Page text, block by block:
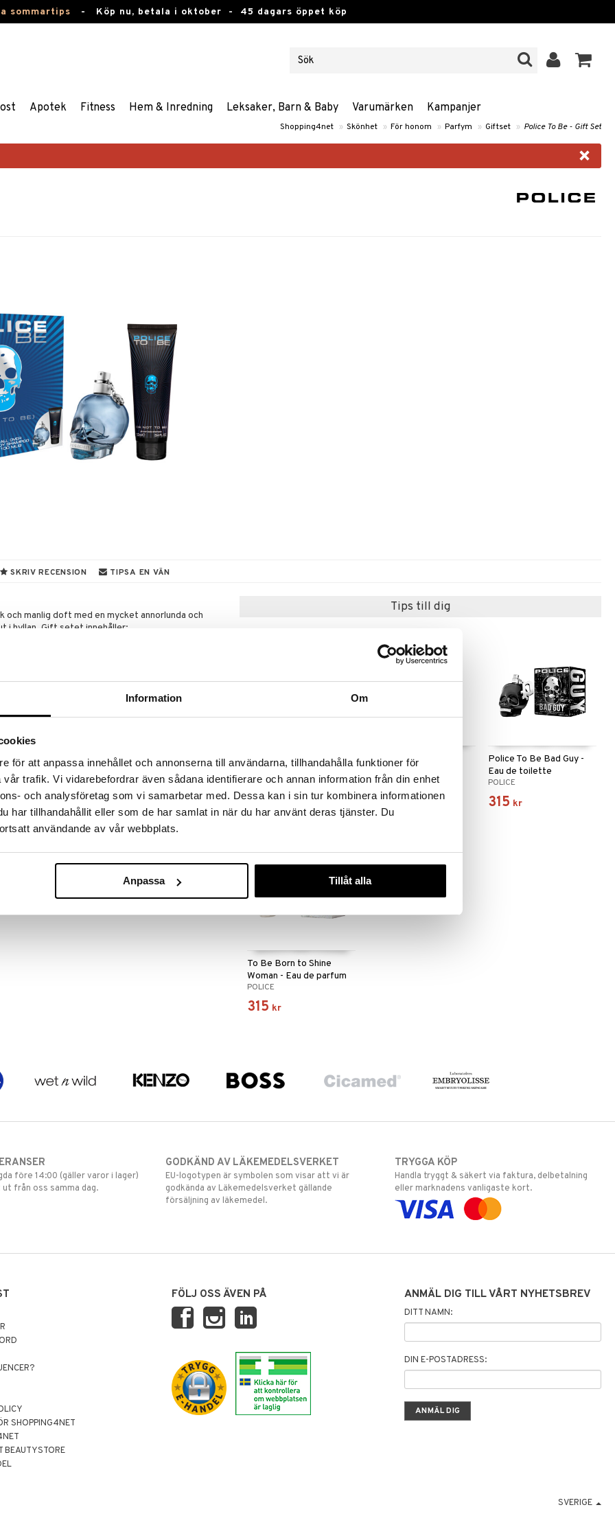
Information Om
för att anpassa innehållet och annonserna till användarna, tillhandahålla funktioner för
trafik. Vi vidarebefordrar även sådana identifierare och annan information från din enhet
och analysföretag som vi samarbetar med. Dessa kan i sin tur kombinera informationen
har tillhandahållit eller som de har samlat in när du har använt deras tjänster. Du
användande av vår webbplats.
Anpassa Tillåt alla
sommartips - Köp nu, betala i oktober - 45 dagars öppet köp
Apotek Fitness Hem & Inredning Leksaker, Barn & Baby Varumärken Kampanjer
Shopping4net » Skönhet » För honom » Parfym » Giftset » Police To Be - Gift Set
×
SKRIV RECENSION TIPSA EN VÄN
och manlig doft med en mycket annorlunda och
i hyllan. Gift setet innehåller:
Tips till dig
Police To Be - Deodorant
POLICE
209
Police To Be - Eau de
toilette (Edt) Spray
POLICE
449
Police To Be Bad Guy -
Eau de toilette
POLICE
315 kr
To Be Born to Shine
Woman - Eau de parfum
POLICE
315 kr
före 14:00 (gäller varor i lager)
från oss samma dag.
GODKÄND AV LÄKEMEDELSVERKET
EU-logotypen är symbolen som visar att vi är
godkända av Läkemedelsverket gällande
försäljning av läkemedel.
TRYGGA KÖP
Handla tryggt & säkert via faktura, delbetalning
eller marknadens vanligaste kort.
SHOPPING4NET
BEAUTYSTORE
FÖLJ OSS ÄVEN PÅ ANMÄL DIG TILL VÅRT NYHETSBREV
DITT NAMN:
DIN E-POSTADRESS:
SVERIGE